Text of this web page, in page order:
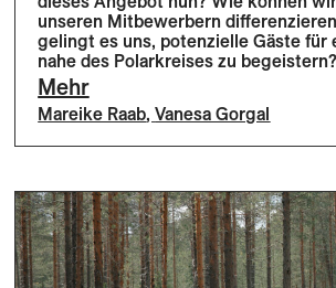
unseren Mitbewerbern
gelingt es uns, potenzielle Gäste für
nahe des Polarkreises zu begeistern?
Mehr
Mareike Raab,Vanesa Gorgal